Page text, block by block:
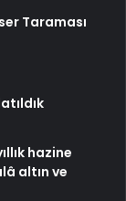
Taraması
hazine
altın ve